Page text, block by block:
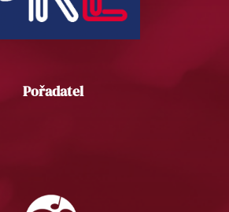
Pořadatel